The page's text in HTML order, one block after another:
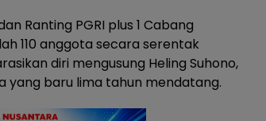
Ranting PGRI plus 1 Cabang
110 anggota secara serentak
diri mengusung Heling Suhono,
yang baru lima tahun mendatang.